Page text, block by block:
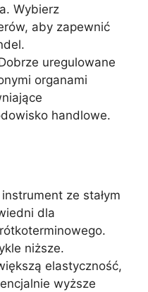
Wybierz
aby zapewnić
uregulowane
organami
handlowe.
ze stałym
dla
niższe.
elastyczność,
wyższe